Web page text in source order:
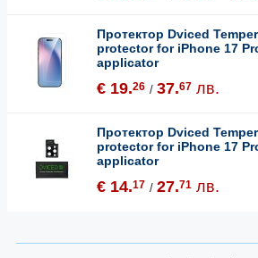
Протектор Dviced
protector for iPhone 17
applicator
€ 19.26 / 37.67 лв.
Протектор Dviced
protector for iPhone 17
applicator
€ 14.17 / 27.71 лв.